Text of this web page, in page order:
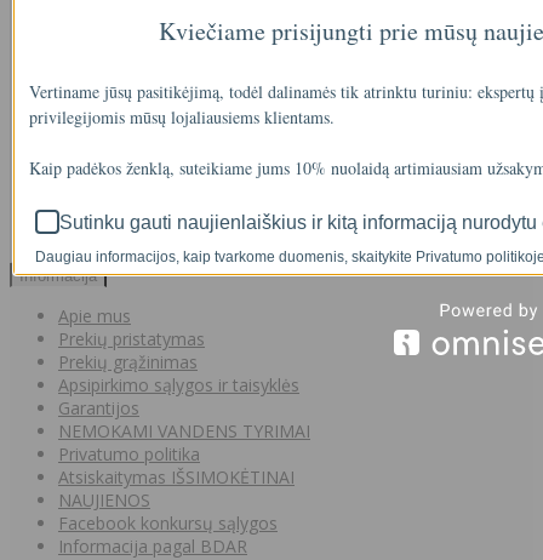
SOM GUARD
€3600
Informacija
Apie mus
Prekių pristatymas
Prekių grąžinimas
Apsipirkimo sąlygos ir taisyklės
Garantijos
NEMOKAMI VANDENS TYRIMAI
Privatumo politika
Atsiskaitymas IŠSIMOKĖTINAI
NAUJIENOS
Facebook konkursų sąlygos
Informacija pagal BDAR
Kviečiame prisijungti prie mūsų
Vertiname jūsų pasitikėjimą, todėl dalinamės tik atrinktu turiniu:
privilegijomis mūsų lojaliausiems klientams.
Kaip padėkos ženklą, suteikiame jums 10% nuolaidą artimiausiam
Sutinku gauti naujienlaiškius ir kitą informaciją
Daugiau informacijos, kaip tvarkome duomenis, skaitykite Privatumo